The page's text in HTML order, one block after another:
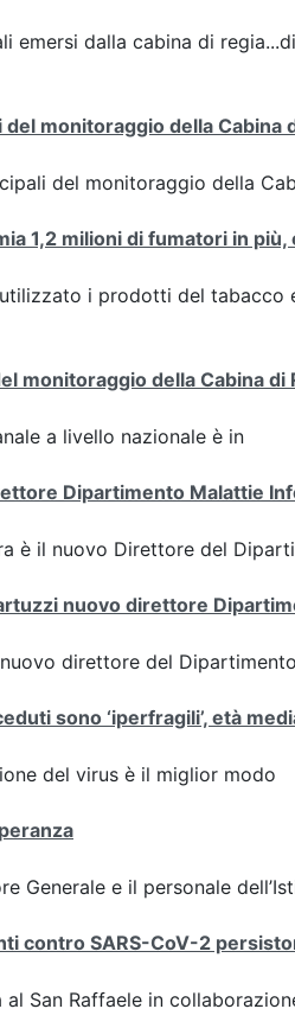
emersi dalla cabina di
monitoraggio della Cabina
del monitoraggio della
1,2 milioni di fumatori in
i prodotti del tabacco
monitoraggio della Cabina di
a livello nazionale è in
Dipartimento Malattie
è il nuovo Direttore del
nuovo direttore
direttore del
sono ‘iperfragili’, età
del virus è il miglior modo
Generale e il personale
contro SARS-CoV-2
San Raffaele in